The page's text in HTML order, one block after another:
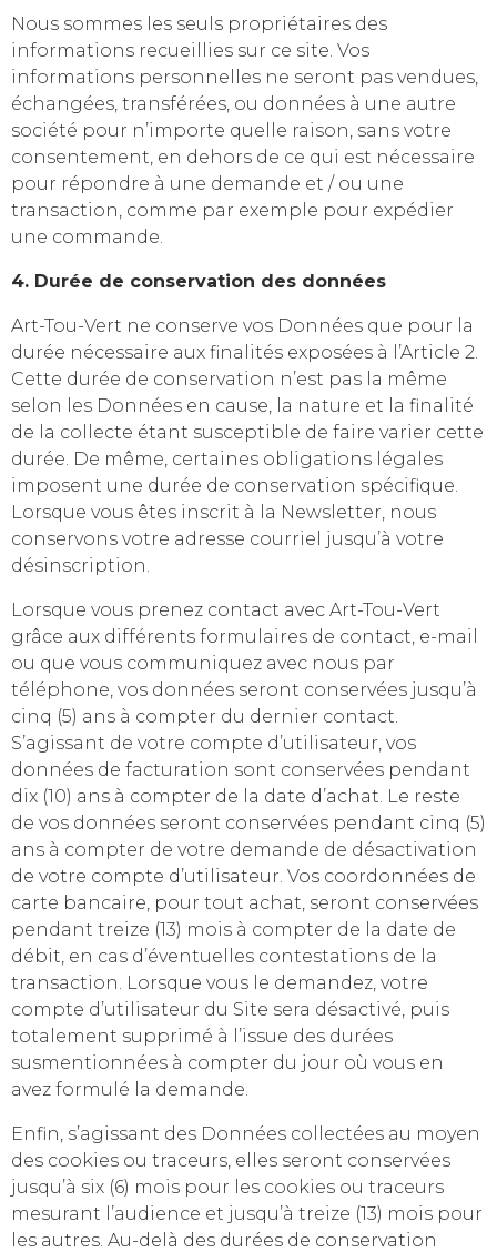
Nous sommes les seuls propriétaires des
informations recueillies sur ce site. Vos
informations personnelles ne seront pas vendues,
échangées, transférées, ou données à une autre
société pour n’importe quelle raison, sans votre
consentement, en dehors de ce qui est nécessaire
pour répondre à une demande et / ou une
transaction, comme par exemple pour expédier
une commande.
4. Durée de conservation des données
Art-Tou-Vert ne conserve vos Données que pour la
durée nécessaire aux finalités exposées à l’Article 2.
Cette durée de conservation n’est pas la même
selon les Données en cause, la nature et la finalité
de la collecte étant susceptible de faire varier cette
durée. De même, certaines obligations légales
imposent une durée de conservation spécifique.
Lorsque vous êtes inscrit à la Newsletter, nous
conservons votre adresse courriel jusqu’à votre
désinscription.
Lorsque vous prenez contact avec Art-Tou-Vert
grâce aux différents formulaires de contact, e-mail
ou que vous communiquez avec nous par
téléphone, vos données seront conservées jusqu’à
cinq (5) ans à compter du dernier contact.
S’agissant de votre compte d’utilisateur, vos
données de facturation sont conservées pendant
dix (10) ans à compter de la date d’achat. Le reste
de vos données seront conservées pendant cinq (5)
ans à compter de votre demande de désactivation
de votre compte d’utilisateur. Vos coordonnées de
carte bancaire, pour tout achat, seront conservées
pendant treize (13) mois à compter de la date de
débit, en cas d’éventuelles contestations de la
transaction. Lorsque vous le demandez, votre
compte d’utilisateur du Site sera désactivé, puis
totalement supprimé à l’issue des durées
susmentionnées à compter du jour où vous en
avez formulé la demande.
Enfin, s’agissant des Données collectées au moyen
des cookies ou traceurs, elles seront conservées
jusqu’à six (6) mois pour les cookies ou traceurs
mesurant l’audience et jusqu’à treize (13) mois pour
les autres. Au-delà des durées de conservation